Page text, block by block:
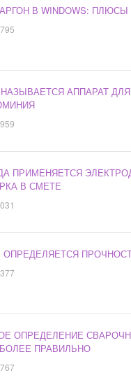
В WINDOWS:
НАЗЫВАЕТСЯ АППАРАТ
ПРИМЕНЯЕТСЯ
В СМЕТЕ
ОПРЕДЕЛЯЕТСЯ
ОПРЕДЕЛЕНИЕ
ПРАВИЛЬНО